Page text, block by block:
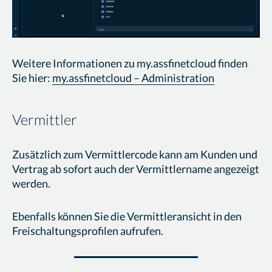
Weitere Informationen zu my.assfinetcloud finden
Sie hier: my.assfinetcloud – Administration
Vermittler
Zusätzlich zum Vermittlercode kann am Kunden und
Vertrag ab sofort auch der Vermittlername angezeigt
werden.
Ebenfalls können Sie die Vermittleransicht in den
Freischaltungsprofilen aufrufen.